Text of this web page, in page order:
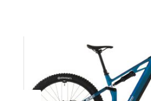
Bildergalerie überspringen